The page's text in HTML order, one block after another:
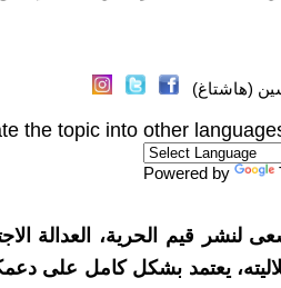
(هاشتاغ)
the topic into other
Powered by
قيم الحرية، العدالة
يعتمد بشكل كامل على